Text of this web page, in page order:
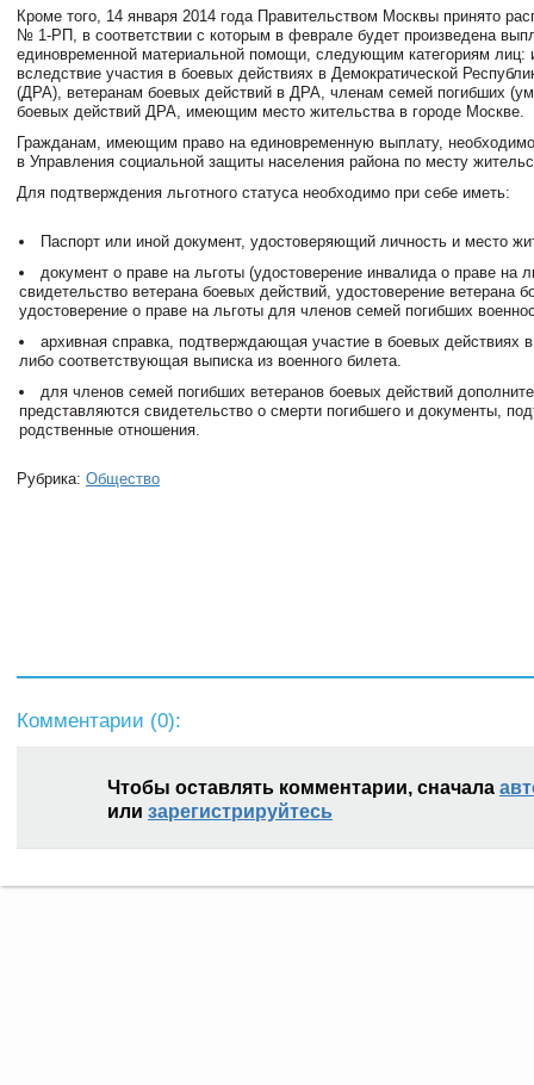
Кроме того, 14 января 2014 года Правительством Москвы принято
№ 1-РП , в соответствии с которым в феврале будет произведена
единовременной материальной помощи, следующим категориям лиц:
вследствие участия в боевых действиях в Демократической
(ДРА), ветеранам боевых действий в ДРА, членам семей погибших
боевых действий ДРА, имеющим место жительства в городе Москве.
Гражданам, имеющим право на единовременную выплату, необходимо
в Управления социальной защиты населения района по месту
Для подтверждения льготного статуса необходимо при себе иметь:
Паспорт или иной документ, удостоверяющий личность и место
документ о праве на льготы (удостоверение инвалида о праве на
свидетельство ветерана боевых действий, удостоверение ветерана
удостоверение о праве на льготы для членов семей погибших
архивная справка, подтверждающая участие в боевых действиях
либо соответствующая выписка из военного билета.
для членов семей погибших ветеранов боевых действий
представляются свидетельство о смерти погибшего и документы,
родственные отношения.
Рубрика: Общество
Комментарии (0):
Чтобы оставлять комментарии, сначала
или зарегистрируйтесь